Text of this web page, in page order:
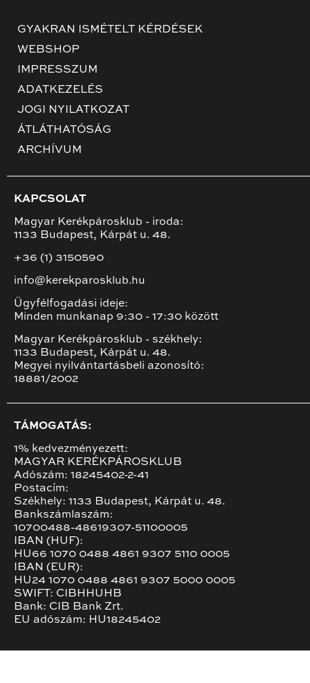
GYAKRAN ISMÉTELT KÉRDÉSEK
WEBSHOP
IMPRESSZUM
ADATKEZELÉS
JOGI NYILATKOZAT
ÁTLÁTHATÓSÁG
ARCHÍVUM
KAPCSOLAT
Magyar Kerékpárosklub - iroda:
1133 Budapest, Kárpát u. 48.
+36 (1) 3150590
info@kerekparosklub.hu
Ügyfélfogadási ideje:
Minden munkanap 9:30 - 17:30 között
Magyar Kerékpárosklub - székhely:
1133 Budapest, Kárpát u. 48.
Megyei nyilvántartásbeli azonosító:
18881/2002
TÁMOGATÁS:
1% kedvezményezett:
MAGYAR KERÉKPÁROSKLUB
Adószám: 18245402-2-41
Postacím:
Székhely: 1133 Budapest, Kárpát u. 48.
Bankszámlaszám:
10700488-48619307-51100005
IBAN (HUF):
HU66 1070 0488 4861 9307 5110 0005
IBAN (EUR):
HU24 1070 0488 4861 9307 5000 0005
SWIFT: CIBHHUHB
Bank: CIB Bank Zrt.
EU adószám: HU18245402